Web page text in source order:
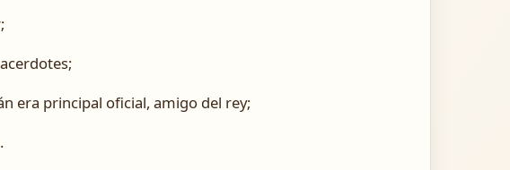
era principal oficial, amigo del rey;